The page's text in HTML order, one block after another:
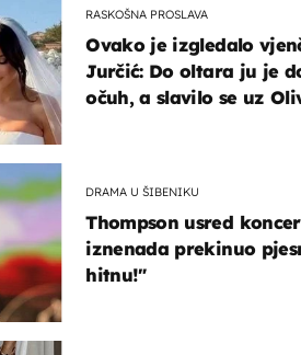
RASKOŠNA PROSLAVA
Ovako je izgledalo
Jurčić: Do oltara ju je
očuh, a slavilo se uz
DRAMA U ŠIBENIKU
Thompson usred
iznenada prekinuo
hitnu!"